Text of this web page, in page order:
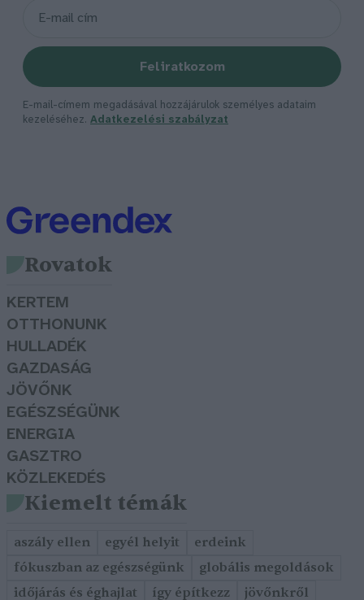
Feliratkozom
E-mail-címem megadásával hozzájárulok személyes adataim
kezeléséhez. Adatkezelési szabályzat
Rovatok
KERTEM
OTTHONUNK
HULLADÉK
GAZDASÁG
JÖVŐNK
EGÉSZSÉGÜNK
ENERGIA
GASZTRO
KÖZLEKEDÉS
Kiemelt témák
aszály ellen egyél helyit
erdeink
fókuszban az egészségünk
globális megoldások
időjárás és éghajlat
így építkezz jövőnkről